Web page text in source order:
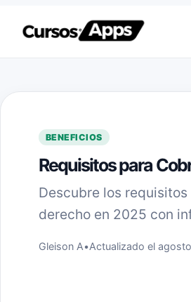
BENEFICIOS
Requisitos para
Descubre los
derecho en 2025 con
Gleison A•Actualizado el